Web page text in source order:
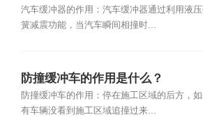
汽车缓冲器的作用：汽车缓冲器通过利用液
簧减震功能，当汽车瞬间相撞时...
防撞缓冲车的作用是什么？
防撞缓冲车的作用：停在施工区域的后方，
有车辆没看到施工区域追撞过来...